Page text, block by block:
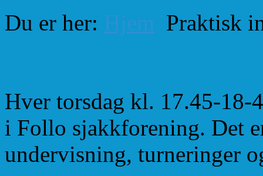
Du er her: Hjem Praktisk
Hver torsdag kl. 17.45-18-
i Follo sjakkforening. Det
undervisning, turneringer